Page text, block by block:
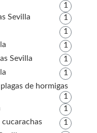
1
Sevilla
1
1
1
Sevilla
1
1
de hormigas
1
1
1